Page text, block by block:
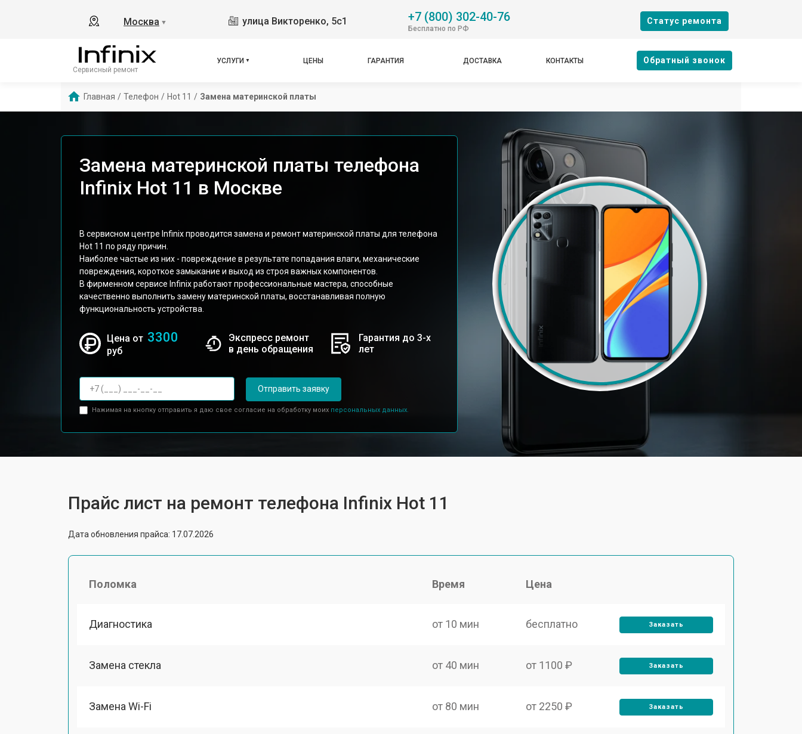
Москва ▼ улица Викторенко, 5с1 +7 (800) 302-40-76
Бесплатно по РФ
Cтатус ремонта
Сервисный ремонт
УСЛУГИ ЦЕНЫ ГАРАНТИЯ ДОСТАВКА КОНТАКТЫ Oбратный звонок
Главная / Телефон / Hot 11 / Замена материнской платы
Замена материнской платы телефона
Infinix Hot 11 в Москве
В сервисном центре Infinix проводится замена и ремонт материнской платы для телефона
Hot 11 по ряду причин.
Наиболее частые из них - повреждение в результате попадания влаги, механические
повреждения, короткое замыкание и выход из строя важных компонентов.
В фирменном сервисе Infinix работают профессиональные мастера, способные
качественно выполнить замену материнской платы, восстанавливая полную
функциональность устройства.
Цена от 3300
руб
Экспресс ремонт
в день обращения
Гарантия до 3-х
лет
Отправить заявку
Нажимая на кнопку отправить я даю свое согласие на обработку моих персональных данных.
Прайс лист на ремонт телефона Infinix Hot 11
Дата обновления прайса: 17.07.2026
Поломка Время Цена
Диагностика от 10 мин бесплатно Заказать
Замена стекла от 40 мин от 1100 ₽ Заказать
Замена Wi-Fi от 80 мин от 2250 ₽ Заказать